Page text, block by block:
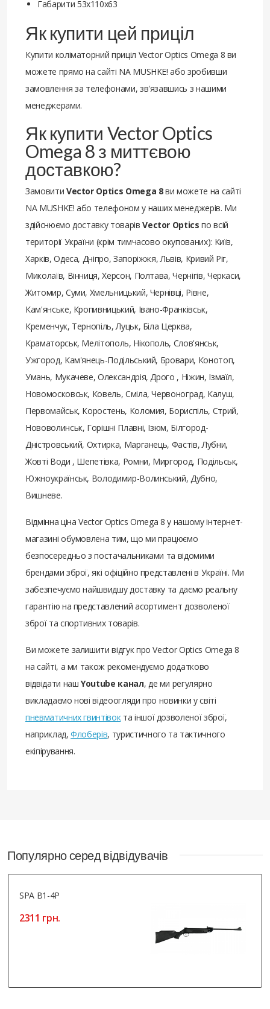
Габарити 53x110x63
Як купити цей приціл
Купити коліматорний приціл Vector Optics Omega 8 ви
можете прямо на сайті NA MUSHKE! або зробивши
замовлення за телефонами, зв'язавшись з нашими
менеджерами.
Як купити Vector Optics
Omega 8 з миттєвою
доставкою?
Замовити Vector Optics Omega 8ви можете на сайті
NA MUSHKE! або телефоном у наших менеджерів. Ми
здійснюємо доставку товарівVector Opticsпо всій
території України (крім тимчасово окупованих): Київ,
Харків, Одеса, Дніпро, Запоріжжя, Львів, Кривий Ріг,
Миколаїв, Вінниця, Херсон, Полтава, Чернігів, Черкаси,
Житомир, Суми, Хмельницький, Чернівці, Рівне,
Кам'янське, Кропивницький, Івано-Франківськ,
Кременчук, Тернопіль, Луцьк, Біла Церква,
Краматорськ, Мелітополь, Нікополь, Слов'янськ,
Ужгород, Кам'янець-Подільський, Бровари, Конотоп,
Умань, Мукачеве, Олександрія, Дрого , Ніжин, Ізмаїл,
Новомосковськ, Ковель, Сміла, Червоноград, Калуш,
Первомайськ, Коростень, Коломия, Бориспіль, Стрий,
Нововолинськ, Горішні Плавні, Ізюм, Білгород-
Дністровський, Охтирка, Марганець, Фастів, Лубни,
Жовті Води , Шепетівка, Ромни, Миргород, Подільськ,
Южноукраїнськ, Володимир-Волинський, Дубно,
Вишневе.
Відмінна ціна Vector Optics Omega 8 у нашому інтернет-
магазині обумовлена ​​тим, що ми працюємо
безпосередньо з постачальниками та відомими
брендами зброї, які офіційно представлені в Україні. Ми
забезпечуємо найшвидшу доставку та даємо реальну
гарантію на представлений асортимент дозволеної
зброї та спортивних товарів.
Ви можете залишити відгук про Vector Optics Omega 8
на сайті, а ми також рекомендуємо додатково
відвідати нашYoutube канал, де ми регулярно
викладаємо нові відеоогляди про новинки у світі
пневматичних гвинтівокта іншої дозволеної зброї,
наприклад,Флоберів, туристичного та тактичного
екіпірування.
Популярно серед відвідувачів
SPA B1-4P
2311 грн.